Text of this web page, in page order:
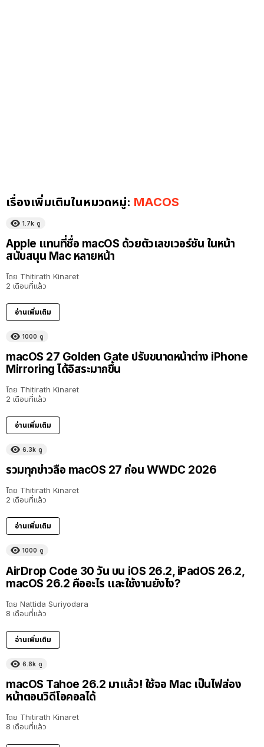
เรื่องเพิ่มเติมในหมวดหมู่: MACOS
1.7k ดู
Apple แทนที่ชื่อ macOS ด้วยตัวเลขเวอร์ชัน ในหน้า
สนับสนุน Mac หลายหน้า
โดย Thitirath Kinaret
2 เดือนที่แล้ว
อ่านเพิ่มเติม
1000 ดู
macOS 27 Golden Gate ปรับขนาดหน้าต่าง iPhone
Mirroring ได้อิสระมากขึ้น
โดย Thitirath Kinaret
2 เดือนที่แล้ว
อ่านเพิ่มเติม
6.3k ดู
รวมทุกข่าวลือ macOS 27 ก่อน WWDC 2026
โดย Thitirath Kinaret
2 เดือนที่แล้ว
อ่านเพิ่มเติม
1000 ดู
AirDrop Code 30 วัน บน iOS 26.2, iPadOS 26.2,
macOS 26.2 คืออะไร และใช้งานยังไง?
โดย Nattida Suriyodara
8 เดือนที่แล้ว
อ่านเพิ่มเติม
6.8k ดู
macOS Tahoe 26.2 มาแล้ว! ใช้จอ Mac เป็นไฟส่อง
หน้าตอนวิดีโอคอลได้
โดย Thitirath Kinaret
8 เดือนที่แล้ว